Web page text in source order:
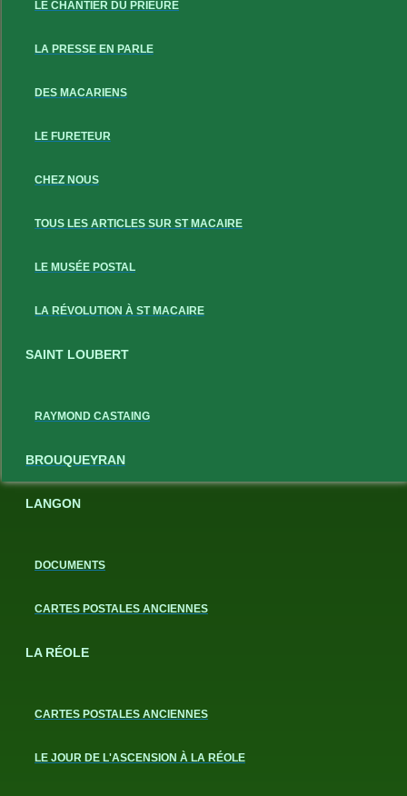
LE CHANTIER DU PRIEURÉ
LA PRESSE EN PARLE
DES MACARIENS
LE FURETEUR
CHEZ NOUS
TOUS LES ARTICLES SUR ST MACAIRE
LE MUSÉE POSTAL
LA RÉVOLUTION À ST MACAIRE
SAINT LOUBERT
RAYMOND CASTAING
BROUQUEYRAN
LANGON
DOCUMENTS
CARTES POSTALES ANCIENNES
LA RÉOLE
CARTES POSTALES ANCIENNES
LE JOUR DE L'ASCENSION À LA RÉOLE